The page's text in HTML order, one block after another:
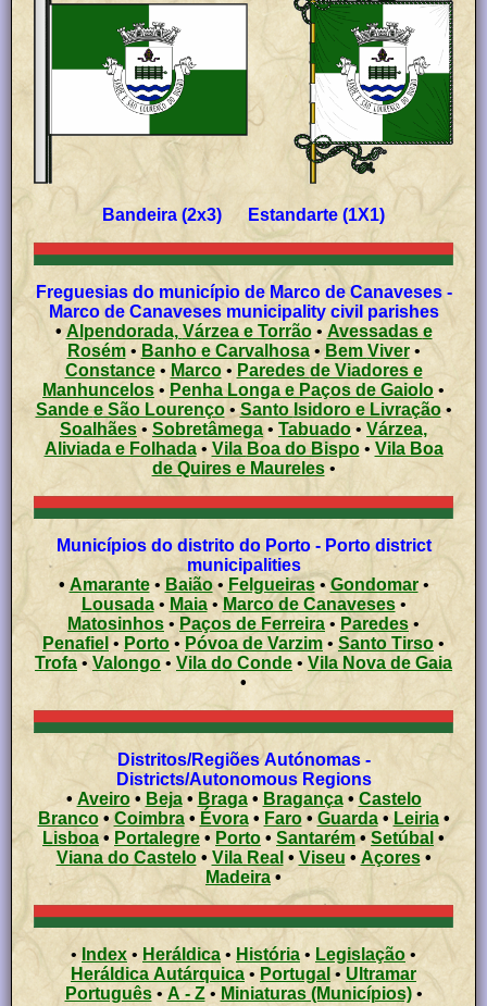
Bandeira (2x3) Estandarte (1X1)
Freguesias do município de Marco de Canaveses -
Marco de Canaveses municipality civil parishes
•
Alpendorada, Várzea e Torrão•Avessadas e
Rosém• Banho e Carvalhosa• Bem Viver•
Constance• Marco• Paredes de Viadores e
Manhuncelos• Penha Longa e Paços de Gaiolo •
Sande e São Lourenço• Santo Isidoro e Livração•
Soalhães • Sobretâmega • Tabuado• Várzea,
Aliviada e Folhada• Vila Boa do Bispo• Vila Boa
de Quires e Maureles•
Municípios do distrito do Porto - Porto district
municipalities
• Amarante• Baião• Felgueiras•Gondomar•
Lousada• Maia•Marco de Canaveses•
Matosinhos • Paços de Ferreira • Paredes •
Penafiel • Porto • Póvoa de Varzim • Santo Tirso •
Trofa •Valongo • Vila do Conde • Vila Nova de Gaia
•
Distritos/Regiões Autónomas -
Districts/Autonomous Regions
• Aveiro• Beja• Braga• Bragança• Castelo
Branco•Coimbra• Évora• Faro• Guarda•Leiria•
Lisboa• Portalegre • Porto • Santarém• Setúbal •
Viana do Castelo• Vila Real • Viseu • Açores •
Madeira •
• Index • Heráldica • História • Legislação •
Heráldica Autárquica • Portugal •Ultramar
Português• A - Z• Miniaturas (Municípios)•